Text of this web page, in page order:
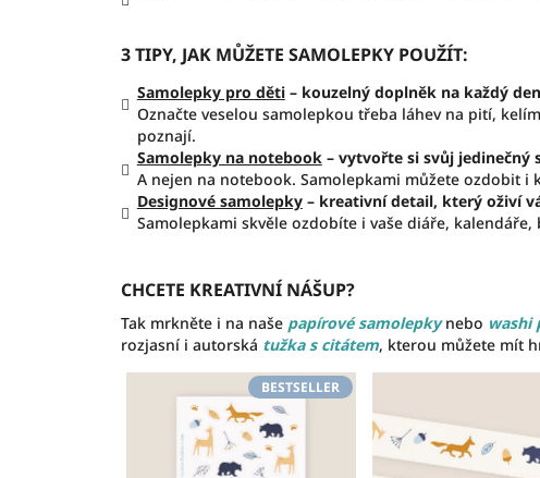
3 TIPY, JAK MŮŽETE SAMOLEPKY POUŽÍT:
Samolepky pro děti– kouzelný doplněk na každý den
Označte veselou samolepkou třeba láhev na pití,
poznají.
Samolepky na notebook– vytvořte si svůj jedinečný
A nejen na notebook. Samolepkami můžete ozdobit
Designové samolepky– kreativní detail, který oživí
Samolepkami skvěle ozdobíte i vaše diáře,
CHCETE KREATIVNÍ NÁŠUP?
Tak mrkněte i na naše papírové samolepkynebo washi
rozjasní i autorská tužka s citátem, kterou můžete mít
BESTSELLER